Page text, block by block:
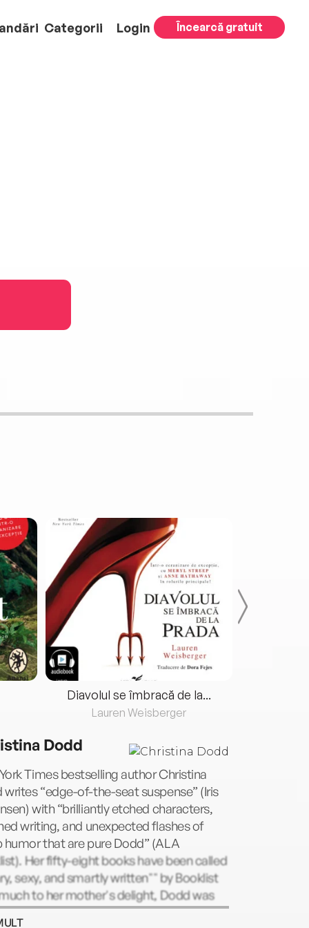
Categorii Login Încearcă gratuit
Diavolul se îmbracă de la...
Lauren Weisberger
Dodd
Times bestselling author Christina
writes “edge-of-the-seat suspense” (Iris
with “brilliantly etched characters,
writing, and unexpected flashes of
humor that are pure Dodd” (ALA
Her fifty-eight books have been called
sexy, and smartly written"" by Booklist
to her mother's delight, Dodd was
clue in the Los Angeles Times crossword